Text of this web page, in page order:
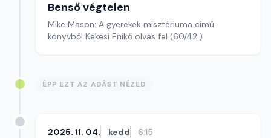
Benső végtelen
Mike Mason: A gyerekek misztériuma című
könyvből Kékesi Enikő olvas fel (60/42.)
ÉPP EZT AZ ADÁST NÉZED
2025. 11. 04. kedd 6:15